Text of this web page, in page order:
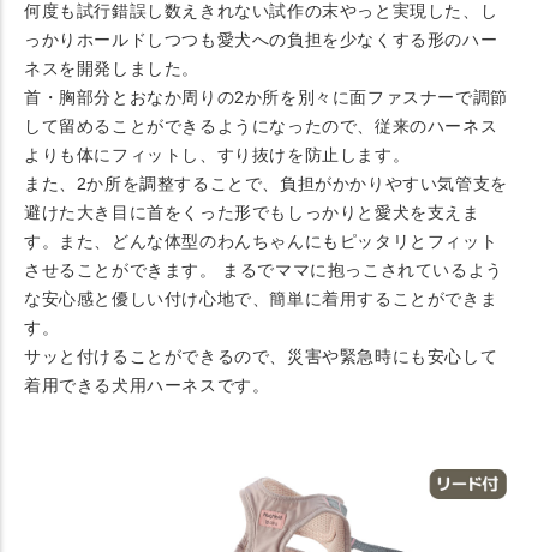
何度も試行錯誤し数えきれない試作の末やっと実現した、し
っかりホールドしつつも愛犬への負担を少なくする形のハー
ネスを開発しました。
首・胸部分とおなか周りの2か所を別々に面ファスナーで調節
して留めることができるようになったので、従来のハーネス
よりも体にフィットし、すり抜けを防止します。
また、2か所を調整することで、負担がかかりやすい気管支を
避けた大き目に首をくった形でもしっかりと愛犬を支えま
す。また、どんな体型のわんちゃんにもピッタリとフィット
させることができます。 まるでママに抱っこされているよう
な安心感と優しい付け心地で、簡単に着用することができま
す。
サッと付けることができるので、災害や緊急時にも安心して
着用できる犬用ハーネスです。